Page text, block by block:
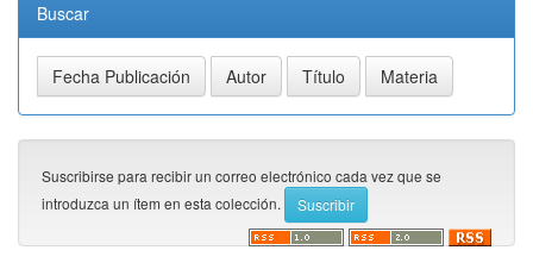
Buscar
Suscribirse para recibir un correo electrónico cada vez que se
introduzca un ítem en esta colección.